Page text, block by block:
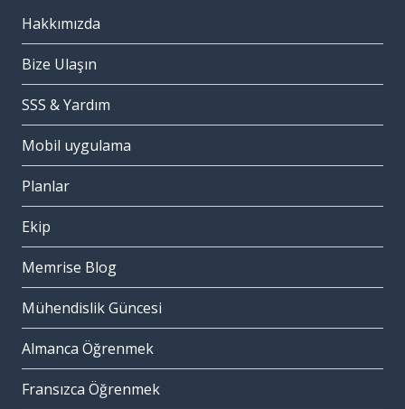
Hakkımızda
Bize Ulaşın
SSS & Yardım
Mobil uygulama
Planlar
Ekip
Memrise Blog
Mühendislik Güncesi
Almanca Öğrenmek
Fransızca Öğrenmek